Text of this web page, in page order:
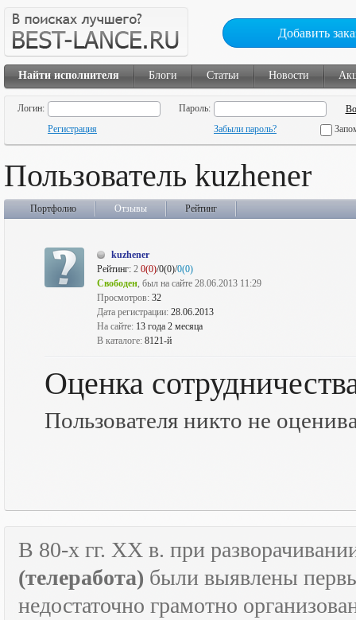
Добавить
Найти исполнителя Блоги Статьи Новости
Логин:
Пароль:
Регистрация
Забыли пароль?
Пользователь kuzhener
Портфолио Отзывы Рейтинг
kuzhener
Рейтинг: 2 0(0)/0(0)/0(0)
Свободен, был на сайте 28.06.2013 11:29
Просмотров: 32
Дата регистрации: 28.06.2013
На сайте: 13 года 2 месяца
В каталоге: 8121-й
Оценка
Пользователя никто не
В 80-х гг. XX в. при
(телеработа) были выявлены
недостаточно грамотно